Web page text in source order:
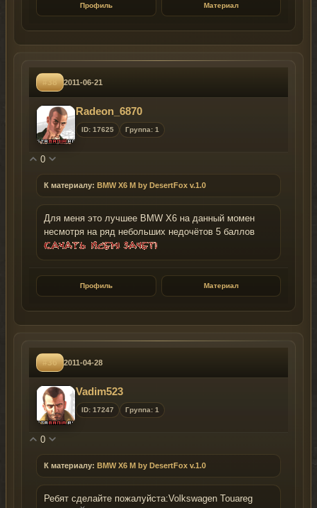
Профиль Материал
#38 2011-06-21
Radeon_6870
ID: 17625 Группа: 1
0
К материалу: BMW X6 M by DesertFox v.1.0
Для меня это лучшее BMW X6 на данный момен
несмотря на ряд небольших недочётов 5 баллов
Профиль Материал
#36 2011-04-28
Vadim523
ID: 17247 Группа: 1
0
К материалу: BMW X6 M by DesertFox v.1.0
Ребят сделайте пожалуйста:Volkswagen Touareg